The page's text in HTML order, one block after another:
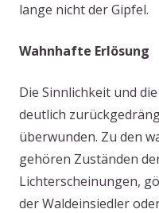
lange nicht der Gipfel.
Wahnhafte Erlösung
Die Sinnlichkeit und
deutlich
überwunden. Zu den
gehören Zuständen
Lichterscheinungen,
der Waldeinsiedler